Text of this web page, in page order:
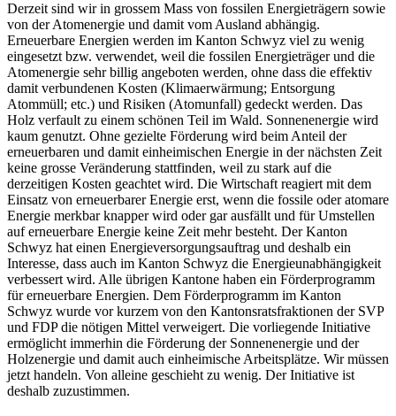
Derzeit sind wir in grossem Mass von fossilen Energieträgern sowie
von der Atomenergie und damit vom Ausland abhängig.
Erneuerbare Energien werden im Kanton Schwyz viel zu wenig
eingesetzt bzw. verwendet, weil die fossilen Energieträger und die
Atomenergie sehr billig angeboten werden, ohne dass die effektiv
damit verbundenen Kosten (Klimaerwärmung; Entsorgung
Atommüll; etc.) und Risiken (Atomunfall) gedeckt werden. Das
Holz verfault zu einem schönen Teil im Wald. Sonnenenergie wird
kaum genutzt. Ohne gezielte Förderung wird beim Anteil der
erneuerbaren und damit einheimischen Energie in der nächsten Zeit
keine grosse Veränderung stattfinden, weil zu stark auf die
derzeitigen Kosten geachtet wird. Die Wirtschaft reagiert mit dem
Einsatz von erneuerbarer Energie erst, wenn die fossile oder atomare
Energie merkbar knapper wird oder gar ausfällt und für Umstellen
auf erneuerbare Energie keine Zeit mehr besteht. Der Kanton
Schwyz hat einen Energieversorgungsauftrag und deshalb ein
Interesse, dass auch im Kanton Schwyz die Energieunabhängigkeit
verbessert wird. Alle übrigen Kantone haben ein Förderprogramm
für erneuerbare Energien. Dem Förderprogramm im Kanton
Schwyz wurde vor kurzem von den Kantonsratsfraktionen der SVP
und FDP die nötigen Mittel verweigert. Die vorliegende Initiative
ermöglicht immerhin die Förderung der Sonnenenergie und der
Holzenergie und damit auch einheimische Arbeitsplätze. Wir müssen
jetzt handeln. Von alleine geschieht zu wenig. Der Initiative ist
deshalb zuzustimmen.